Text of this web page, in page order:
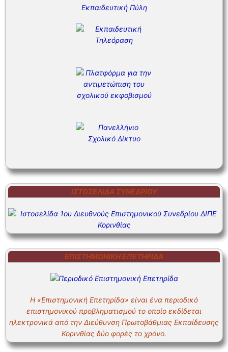
ΙΣΤΟΣΕΛΊΔΑ ΣΥΝΕΔΡΊΟΥ
ΕΠΙΣΤΗΜΟΝΙΚΗ ΕΠΕΤΗΡΙΔΑ
Η «Επιστημονική Επετηρίδα» είναι ένα περιοδικό
επιστημονικού προβληματισμού το οποίο εκδίδεται
ηλεκτρονικά από την Διεύθυνση Πρωτοβάθμιας Εκπαίδευσης
Κορινθίας δύο φορές το χρόνο.